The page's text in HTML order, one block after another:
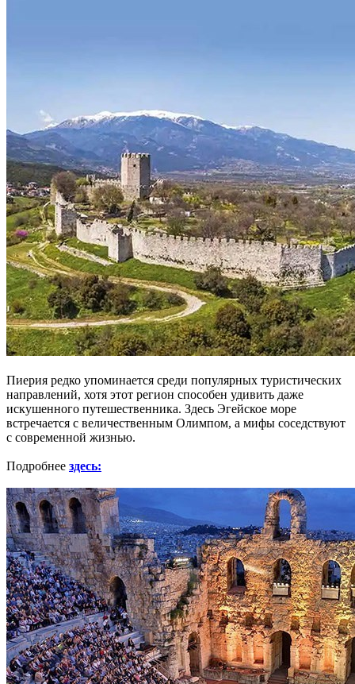
Пиерия редко упоминается среди популярных туристических
направлений, хотя этот регион способен удивить даже
искушенного путешественника. Здесь Эгейское море
встречается с величественным Олимпом, а мифы соседствуют
с современной жизнью.
Подробнее здесь: